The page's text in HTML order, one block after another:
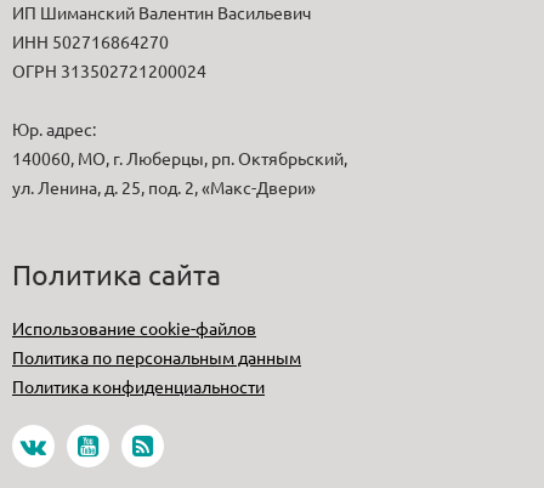
ИП Шиманский Валентин Васильевич
ИНН 502716864270
ОГРН 313502721200024
Юр. адрес:
140060, МО, г. Люберцы, рп. Октябрьский,
ул. Ленина, д. 25, под. 2, «Макс-Двери»
Политика сайта
Использование cookie-файлов
Политика по персональным данным
Политика конфиденциальности